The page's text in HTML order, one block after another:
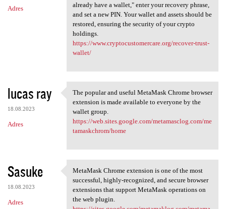
Adres
already have a wallet," enter your recovery phrase,
and set a new PIN. Your wallet and assets should be
restored, ensuring the security of your crypto
holdings.
https://www.cryptocustomercare.org/recover-trust-
wallet/
lucas ray
18.08.2023
Adres
The popular and useful
The popular and useful MetaMask Chrome browser
extension is made available to everyone by the
wallet group.
https://web.sites.google.com/metamasclog.com/me
tamaskchrom/home
Sasuke
18.08.2023
Adres
MetaMask Chrome extension is
MetaMask Chrome extension is one of the most
successful, highly-recognized, and secure browser
extensions that support MetaMask operations on
the web plugin.